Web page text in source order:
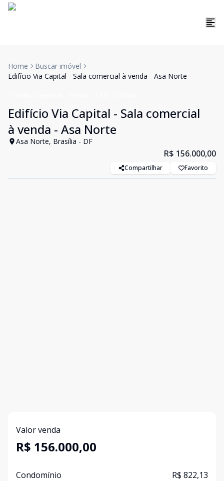
Home
Buscar imóvel
Edifício Via Capital - Sala comercial à venda - Asa Norte
Edifício Via Capital - Sala comercial
à venda - Asa Norte
Asa Norte, Brasília - DF
R$ 156.000,00
Compartilhar Favorito
Valor venda
R$ 156.000,00
Condomínio R$ 822,13